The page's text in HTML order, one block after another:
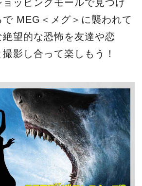
ョッピングモールで見つけ
MEG＜メグ＞に襲われて
望的な恐怖を友達や恋
影し合って楽しもう！